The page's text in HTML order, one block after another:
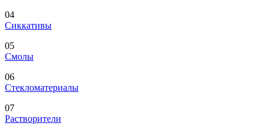
04
Сиккативы
05
Смолы
06
Стекломатериалы
07
Растворители